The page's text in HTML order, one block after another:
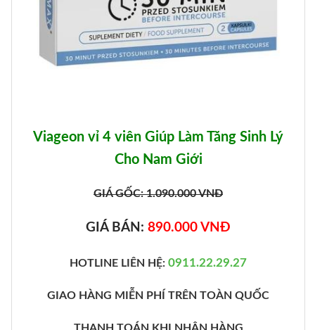
Viageon vỉ 4 viên Giúp Làm Tăng Sinh Lý
Cho Nam Giới
GIÁ GỐC:1.090.000VNĐ
GIÁ BÁN: 890.000 VNĐ
HOTLINE LIÊN HỆ: 0911.22.29.27
GIAO HÀNG MIỄN PHÍ TRÊN TOÀN QUỐC
THANH TOÁN KHI NHẬN HÀNG